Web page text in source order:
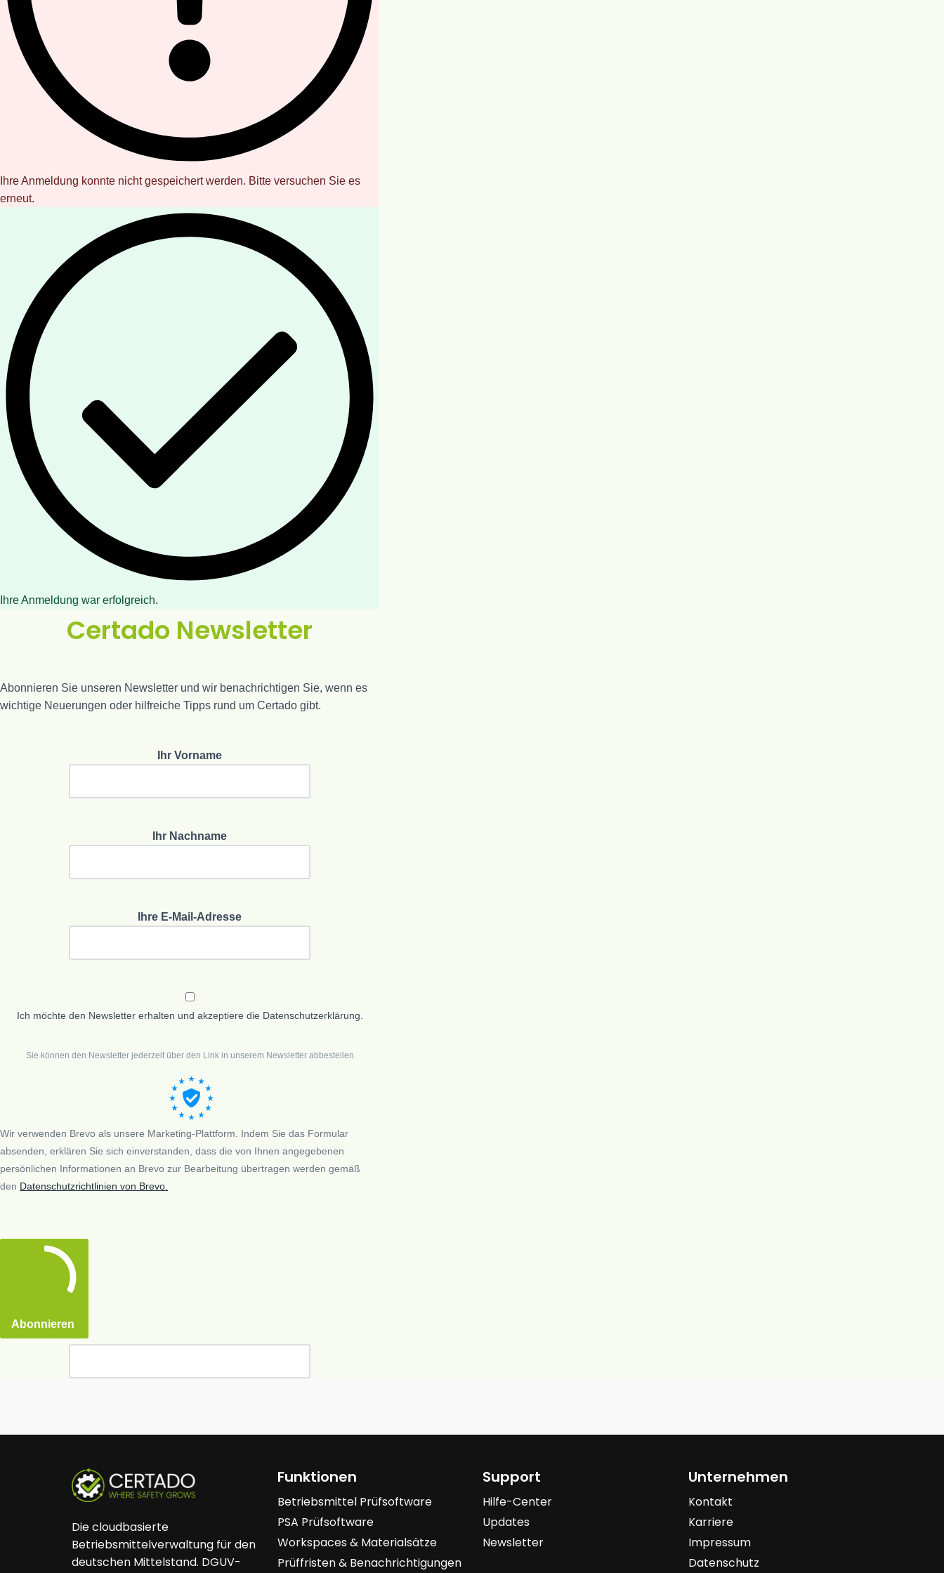
Ihre Anmeldung konnte nicht gespeichert werden. Bitte versuchen Sie es
erneut.
Ihre Anmeldung war erfolgreich.
Certado Newsletter
Abonnieren Sie unseren Newsletter und wir benachrichtigen Sie, wenn es
wichtige Neuerungen oder hilfreiche Tipps rund um Certado gibt.
Ihr Vorname
Ihr Nachname
Ihre E-Mail-Adresse
Ich möchte den Newsletter erhalten und akzeptiere die Datenschutzerklärung.
Sie können den Newsletter jederzeit über den Link in unserem Newsletter abbestellen.
Wir verwenden Brevo als unsere Marketing-Plattform. Indem Sie das Formular
absenden, erklären Sie sich einverstanden, dass die von Ihnen angegebenen
persönlichen Informationen an Brevo zur Bearbeitung übertragen werden gemäß
den Datenschutzrichtlinien von Brevo.
Abonnieren
Die cloudbasierte
Betriebsmittelverwaltung für den
deutschen Mittelstand. DGUV-
Funktionen
Betriebsmittel Prüfsoftware
PSA Prüfsoftware
Workspaces & Materialsätze
Prüffristen & Benachrichtigungen
Support
Hilfe-Center
Updates
Newsletter
Unternehmen
Kontakt
Karriere
Impressum
Datenschutz